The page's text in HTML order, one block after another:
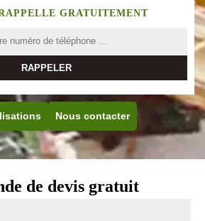
GRATUITEMENT
Nous contacter
de devis gratuit